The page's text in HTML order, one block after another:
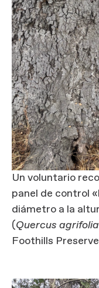
Un voluntario
panel de control
diámetro a la
(Quercus agrifolia
Foothills